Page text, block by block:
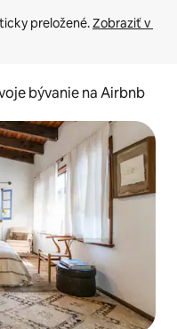
preložené. Zobraziť v
bývanie na Airbnb